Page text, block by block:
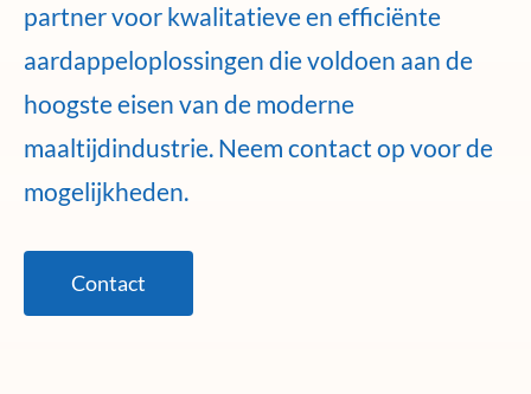
partner voor kwalitatieve en efficiënte
aardappeloplossingen die voldoen aan de
hoogste eisen van de moderne
maaltijdindustrie. Neem contact op voor de
mogelijkheden.
Contact